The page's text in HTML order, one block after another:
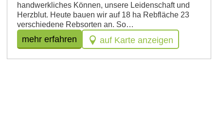
handwerkliches Können, unsere Leidenschaft und
Herzblut. Heute bauen wir auf 18 ha Rebfläche 23
verschiedene Rebsorten an. So…
mehr erfahren auf Karte anzeigen